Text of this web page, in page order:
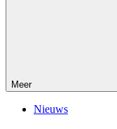
Meer
Nieuws